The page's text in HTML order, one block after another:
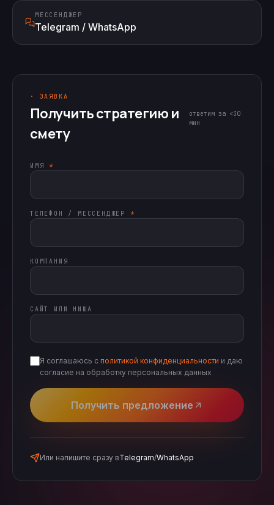
МЕССЕНДЖЕР
Telegram / WhatsApp
· ЗАЯВКА
Получить стратегию и
смету
ответим за <30
мин
ИМЯ *
ТЕЛЕФОН / МЕССЕНДЖЕР *
КОМПАНИЯ
САЙТ ИЛИ НИША
Я соглашаюсь с политикой конфиденциальности и даю
согласие на обработку персональных данных
Получить предложение
Или напишите сразу вTelegram/WhatsApp